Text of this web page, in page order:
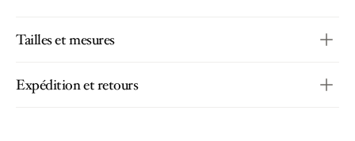
Tailles et mesures
Expédition et retours